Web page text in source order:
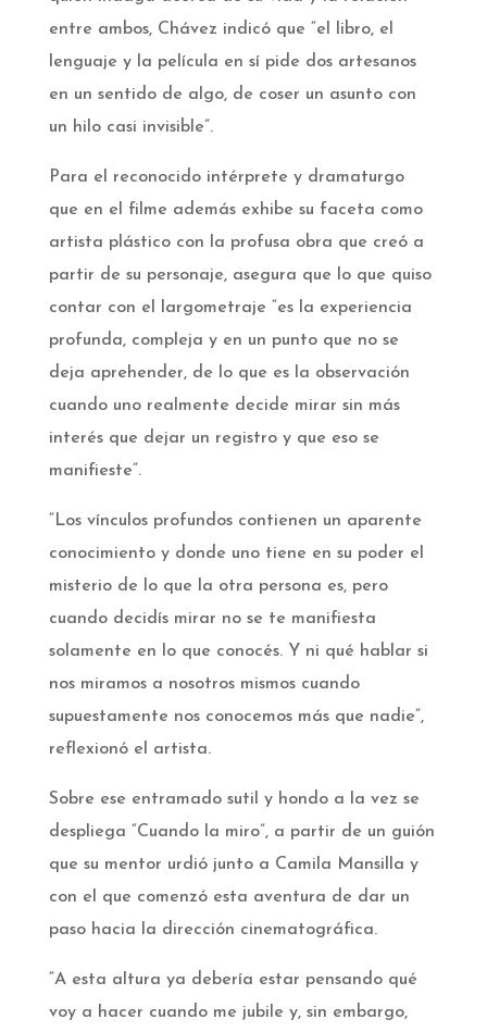
entre ambos, Chávez indicó que “el libro, el
lenguaje y la película en sí pide dos artesanos
en un sentido de algo, de coser un asunto con
un hilo casi invisible”.
Para el reconocido intérprete y dramaturgo
que en el filme además exhibe su faceta como
artista plástico con la profusa obra que creó a
partir de su personaje, asegura que lo que quiso
contar con el largometraje “es la experiencia
profunda, compleja y en un punto que no se
deja aprehender, de lo que es la observación
cuando uno realmente decide mirar sin más
interés que dejar un registro y que eso se
manifieste”.
“Los vínculos profundos contienen un aparente
conocimiento y donde uno tiene en su poder el
misterio de lo que la otra persona es, pero
cuando decidís mirar no se te manifiesta
solamente en lo que conocés. Y ni qué hablar si
nos miramos a nosotros mismos cuando
supuestamente nos conocemos más que nadie”,
reflexionó el artista.
Sobre ese entramado sutil y hondo a la vez se
despliega “Cuando la miro”, a partir de un guión
que su mentor urdió junto a Camila Mansilla y
con el que comenzó esta aventura de dar un
paso hacia la dirección cinematográfica.
“A esta altura ya debería estar pensando qué
voy a hacer cuando me jubile y, sin embargo,